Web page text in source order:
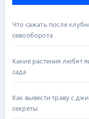
Что сажать после
севооборота
Какие растения любят
сада
Как вывести траву с
секреты